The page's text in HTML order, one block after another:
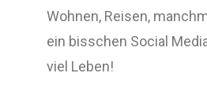
Wohnen, Reisen,
ein bisschen Social
viel Leben!